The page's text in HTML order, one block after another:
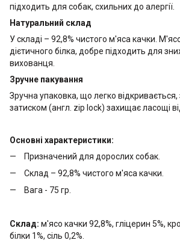
підходить для собак, схильних до алергії.
Натуральний склад
У складі – 92,8% чистого м'яса качки.
дієтичного білка, добре підходить для
вихованця.
Зручне пакування
Зручна упаковка, що легко відкривається,
затиском (англ. zip lock) захищає ласощі
Основні характеристики:
Призначений для дорослих собак.
Склад – 92,8% чистого м'яса качки.
Вага - 75 гр.
Склад: м'ясо качки 92,8%, гліцерин 5%,
білки 1%, cіль 0,2%.